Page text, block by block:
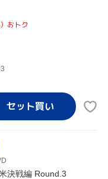
おトク
決戦編 Round.3